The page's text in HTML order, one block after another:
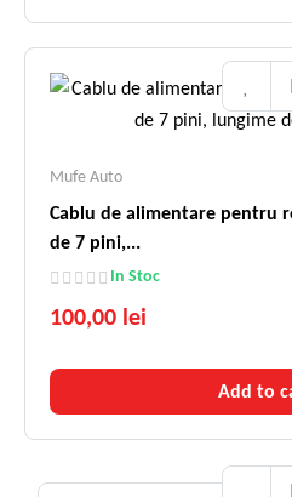
Mufe Auto
Cablu de alimentare pentru
de 7 pini,...
In Stoc
100,00 lei
Add to